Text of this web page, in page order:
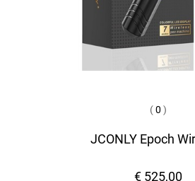
(0 )
JCONLY Epoch
€ 525,00